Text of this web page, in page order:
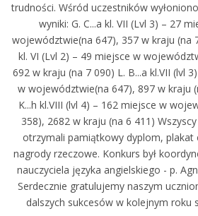
trudności. Wśród uczestników
wyniki: G. C...a kl. VII (Lvl 3) – 27
województwie(na 647), 357 w kraju (na
kl. VI (Lvl 2) – 49 miejsce w
692 w kraju (na 7 090) L. B...a kl.VII (lvl
w województwie(na 647), 897 w kraju
K...h kl.VIII (lvl 4) – 162 miejsce w
358), 2682 w kraju (na 6 411)
otrzymali pamiątkowy dyplom, plakat
nagrody rzeczowe. Konkurs był
nauczyciela języka angielskiego - p.
Serdecznie gratulujemy naszym
dalszych sukcesów w kolejnym roku